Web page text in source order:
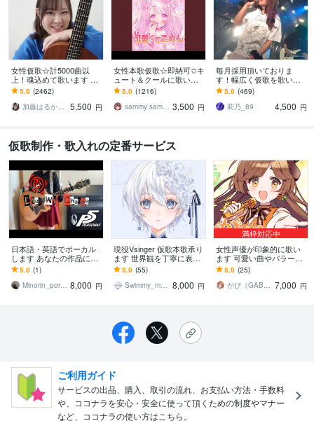
女性仮歌☆計5000曲以
上！魂込めて歌います エ
ディットが楽♪すぐ提出可
能♪毎月採用♪テレビ出演
有♪
5.0 (2462)
加藤はるか_Sing
5,500 円
女性本歌仮歌☆即納可✩キ
ュート＆クールに歌いま
す アイドルアニソン得意
です、毎月採用報告有
り！(作詞も可)
5.0 (1216)
sammy sammy 3,500 円
毎月採用頂いておりま
す！幅広く仮歌を歌いま
す アニソン、歌物系、パ
ワフルな楽曲の仮歌が得
意！
5.0 (469)
莉乃_89
4,500 円
仮歌制作・歌入れの定番サービス
日本語・英語でボーカル
します あなたの作品に寄
り添う歌をご提供します
5.0 (1)
Minorin_portract 8,000 円
現役Vsinger 仮歌本歌承り
ます 世界観を丁寧に表
現！ハモリやコーラス考
案も致します！
5.0 (55)
Swimmy_music 8,000 円
満枠対応中
女性声優が印象的に歌い
ます 可愛い曲やバラー
ド、感情を込めて歌いま
す
5.0 (25)
がび（GABI） 7,000 円
ご利用ガイド
サービスの出品、購入、取引の流れ、お支払い方法・手数料
や、ココナラを安心・安全に使って頂くための制度やマナー
など、ココナラの使い方はこちら。